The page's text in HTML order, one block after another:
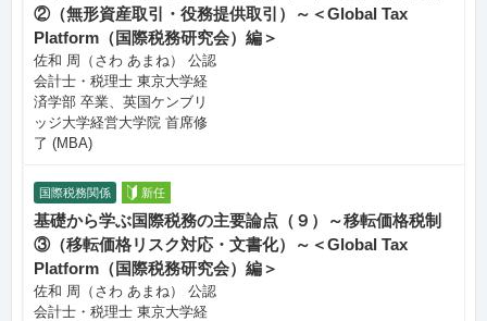
②（無形資産取引・役務提供取引）～＜Global Tax
Platform（国際税務研究会）編＞
佐和 周（さわ あまね） 公認
会計士・税理士 東京大学経
済学部 卒業、英国ケンブリ
ッジ大学経営大学院 首席修
了 (MBA)
国際税務関係 新任
基礎から学ぶ国際税務の主要論点（９）～移転価格税制
③（移転価格リスク対応・文書化）～＜Global Tax
Platform（国際税務研究会）編＞
佐和 周（さわ あまね） 公認
会計士・税理士 東京大学経